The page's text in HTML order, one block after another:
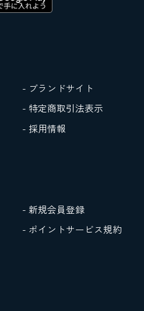
- ブランドサイト
- 特定商取引法表示
- 採用情報
- 新規会員登録
- ポイントサービス規約